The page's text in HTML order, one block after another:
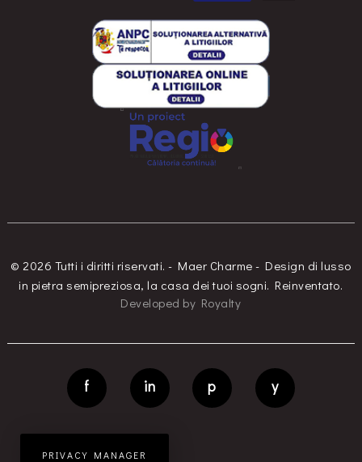
PRIVACY MANAGER
© 2026 Tutti i diritti riservati. - Maer Charme - Design di lusso
in pietra semipreziosa, la casa dei tuoi sogni. Reinventato.
Developed by Royalty
f in p y